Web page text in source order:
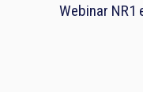
Webinar NR1